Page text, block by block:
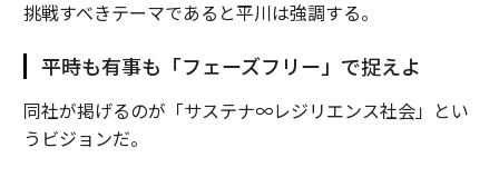
挑戦すべきテーマであると平川は強調する。
平時も有事も「フェーズフリー」で捉えよ
同社が掲げるのが「サステナ∞レジリエンス社会」とい
うビジョンだ。